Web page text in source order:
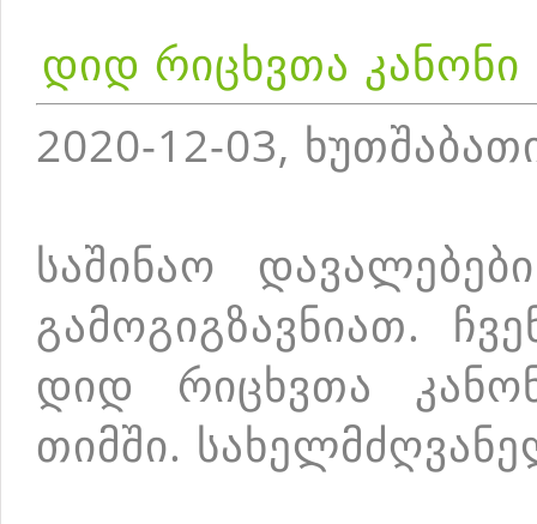
დიდ რიცხვთა კანონი
2020-12-03,
საშინაო
გამოგიგზავნიათ.
დიდ რიცხვთა
თიმში.